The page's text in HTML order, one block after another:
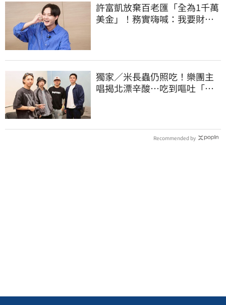
許富凱放棄百老匯「全為1千萬
美金」！務實嗨喊：我要財富
獨家／米長蟲仍照吃！樂團主
唱揭北漂辛酸…吃到嘔吐「廁
Recommended by